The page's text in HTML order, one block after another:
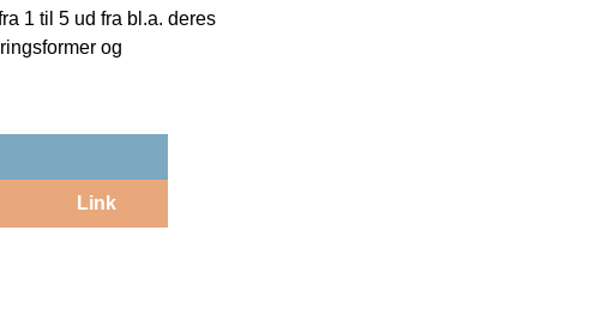
1 til 5 ud fra bl.a. deres
og
Link